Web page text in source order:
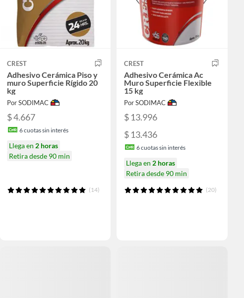
CREST
Adhesivo Cerámica Piso y
muro Superficie Rígido 20
kg
Por SODIMAC
$ 4.667
6cuotas sin interés
Llega en 2 horas
Retira desde 90 min
(14)
CREST
Adhesivo Cerámica Ac
Muro Superficie Flexible
15 kg
Por SODIMAC
$ 13.996
$ 13.436
6cuotas sin interés
Llega en 2 horas
Retira desde 90 min
(20)